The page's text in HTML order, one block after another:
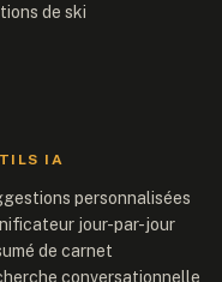
de ski
IA
personnalisées
jour-par-jour
de carnet
conversationnelle